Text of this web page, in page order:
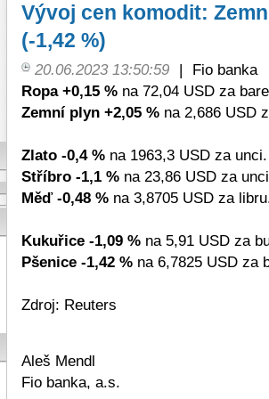
Vývoj cen komodit:
(-1,42 %)
20.06.2023 13:50:59 |
Fio banka
Ropa +0,15 % na 72,04 USD za
Zemní plyn +2,05 % na 2,686 USD
Zlato -0,4 % na 1963,3 USD za unci.
Stříbro -1,1 % na 23,86 USD za
Měď -0,48 % na 3,8705 USD za
Kukuřice -1,09 % na 5,91 USD za
Pšenice -1,42 % na 6,7825 USD za
Zdroj: Reuters
Aleš Mendl
Fio banka, a.s.